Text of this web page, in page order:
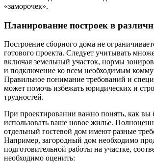
«заморочек».
Планирование построек в
Построение сборного дома не
готового проекта. Следует учитывать
включая земельный участок, нормы
и подключение ко всем необходимым
Правильное понимание требований и
может помочь избежать юридических и
трудностей.
При проектировании важно понять, как вы
использовать ваше новое жилье.
отдельный гостевой дом имеют разные
Например, загородный дом необходимо
подготовительной работы на участке,
необходимо оценить: